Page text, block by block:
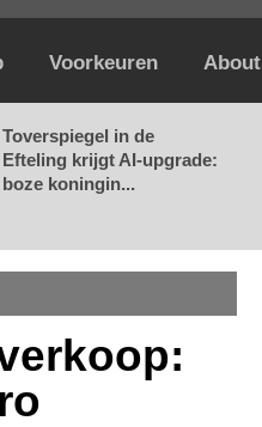
Voorkeuren About
Toverspiegel in de
Efteling krijgt AI-upgrade:
boze koningin...